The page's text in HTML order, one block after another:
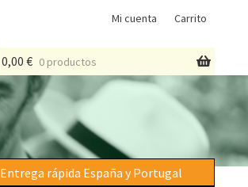
Mi cuenta Carrito
0,00€ 0 productos
Entrega rápida España y Portugal